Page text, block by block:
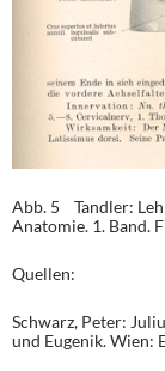
Abb. 5 Tandler:
Anatomie. 1. Band.
Quellen:
Schwarz, Peter:
und Eugenik. Wien: